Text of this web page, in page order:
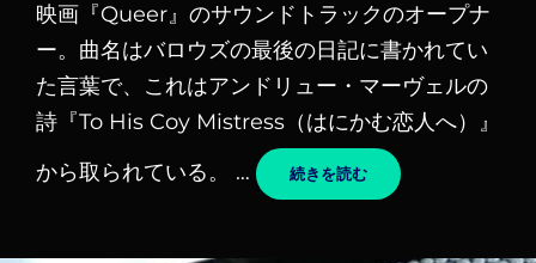
映画『Queer』のサウンドトラックのオープナ
ー。曲名はバロウズの最後の日記に書かれてい
た言葉で、これはアンドリュー・マーヴェルの
詩『To His Coy Mistress（はにかむ恋人へ）』
から取られている。 …
続きを読むVASTER
THAN